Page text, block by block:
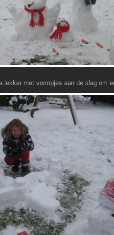
lekker met vormpjes aan de slag om